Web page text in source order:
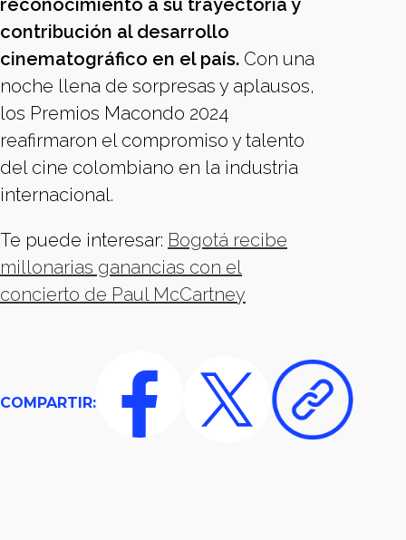
reconocimiento a su trayectoria y
contribución al desarrollo
cinematográfico en el país. Con una
noche llena de sorpresas y aplausos,
los Premios Macondo 2024
reafirmaron el compromiso y talento
del cine colombiano en la industria
internacional.
Te puede interesar: Bogotá recibe
millonarias ganancias con el
concierto de Paul McCartney
COMPARTIR: